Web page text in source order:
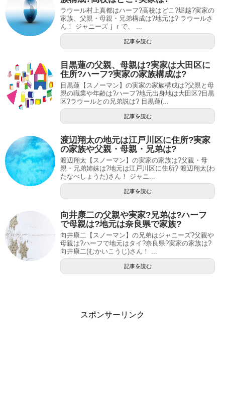
ラウール村上真都はハーフ?高校はどこ?堀越?実家の
家族、父親・母親・兄弟構成は?地元は? ラウールさ
ん！ ジャニーズｊｒで、 ...
記事を読む
目黒蓮の父親、母親は?実家は大田区に
住所?ハーフ?実家の家族構成は?
目黒蓮【スノーマン】の実家の家族構成は?父親と母
親の職業や年齢は?ハーフ?地元出身地は大田区?目黒
区?ラウールとの兄弟説は? 目黒蓮(...
記事を読む
渡辺翔太の地元は江戸川区に住所?実家
の家族や父親・母親・兄弟は?
渡辺翔太【スノーマン】の実家の家族は?父親・母
親・兄弟姉妹は?地元は江戸川区に住所? 渡辺翔太(わ
たなべしょうた)さん！ ジャニ...
記事を読む
向井康二の父親や実家?兄弟は?ハーフ
で母親は?地元は奈良県で家族?
向井康二【スノーマン】の兄弟はジャニーズ?父親や
母親は?ハーフで地元はタイ?奈良県?実家の家族は?
向井康二(むかいこうじ)さん！ ...
記事を読む
スポンサーリンク